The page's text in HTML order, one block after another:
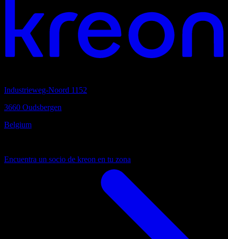
Industrieweg-Noord 1152
3660 Oudsbergen
Belgium
Encuentra un socio de kreon en tu zona